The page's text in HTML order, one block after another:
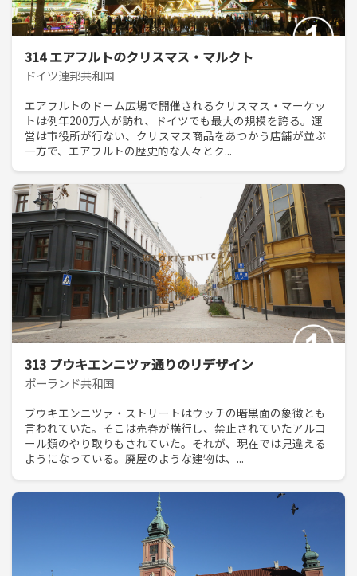
314 エアフルトのクリスマス・マルクト
ドイツ連邦共和国
エアフルトのドーム広場で開催されるクリスマス・マーケッ
トは例年200万人が訪れ、ドイツでも最大の規模を誇る。運
営は市役所が行ない、クリスマス商品をあつかう店舗が並ぶ
一方で、エアフルトの歴史的な人々とク...
313 ブウキエンニツァ通りのリデザイン
ポーランド共和国
ブウキエンニツァ・ストリートはウッチの暗黒面の象徴とも
言われていた。そこは売春が横行し、禁止されていたアルコ
ール類のやり取りもされていた。それが、現在では見違える
ようになっている。廃屋のような建物は、...